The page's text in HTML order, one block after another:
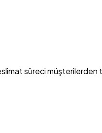
süreci müşterilerden